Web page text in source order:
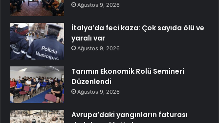
Ağustos 9, 2026
İtalya’da feci kaza: Çok sayıda ölü ve
yaralı var
Ağustos 9, 2026
Tarımın Ekonomik Rolü Semineri
Düzenlendi
Ağustos 9, 2026
Avrupa’daki yangınların faturası